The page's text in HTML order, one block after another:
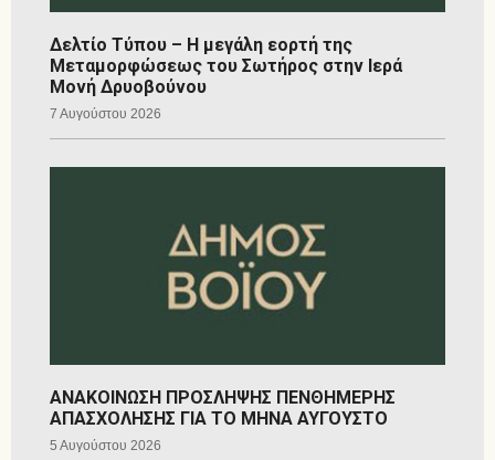
Δελτίο Τύπου – Η μεγάλη εορτή της
Μεταμορφώσεως του Σωτήρος στην Ιερά
Μονή Δρυοβούνου
7 Αυγούστου 2026
ΑΝΑΚΟΙΝΩΣΗ ΠΡΟΣΛΗΨΗΣ ΠΕΝΘΗΜΕΡΗΣ
ΑΠΑΣΧΟΛΗΣΗΣ ΓΙΑ ΤΟ ΜΗΝΑ ΑΥΓΟΥΣΤΟ
5 Αυγούστου 2026